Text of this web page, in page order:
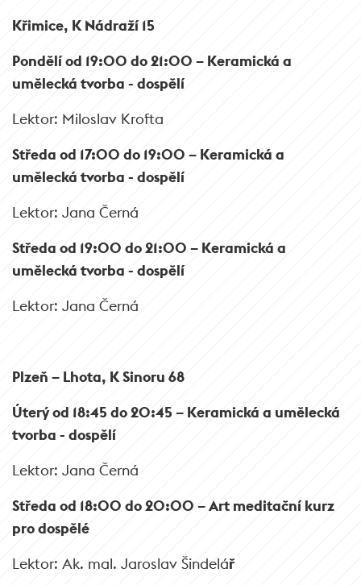
Křimice, K Nádraží 15
Pondělí od 19:00 do 21:00 – Keramická a
umělecká tvorba - dospělí
Lektor: Miloslav Krofta
Středa od 17:00 do 19:00 – Keramická a
umělecká tvorba - dospělí
Lektor: Jana Černá
Středa od 19:00 do 21:00 – Keramická a
umělecká tvorba - dospělí
Lektor: Jana Černá
Plzeň – Lhota, K Sinoru 68
Úterý od 18:45 do 20:45 – Keramická a umělecká
tvorba - dospělí
Lektor: Jana Černá
Středa od 18:00 do 20:00 –Art meditační kurz
pro dospělé
Lektor: Ak. mal. Jaroslav Šindelář